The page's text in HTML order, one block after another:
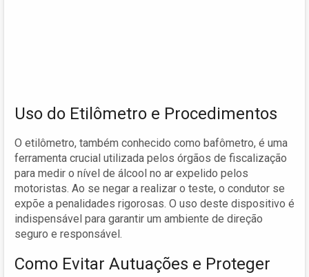
Uso do Etilômetro e Procedimentos
O etilômetro, também conhecido como bafômetro, é uma
ferramenta crucial utilizada pelos órgãos de fiscalização
para medir o nível de álcool no ar expelido pelos
motoristas. Ao se negar a realizar o teste, o condutor se
expõe a penalidades rigorosas. O uso deste dispositivo é
indispensável para garantir um ambiente de direção
seguro e responsável.
Como Evitar Autuações e Proteger